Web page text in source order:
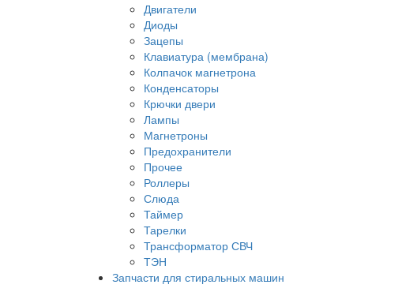
Двигатели
Диоды
Зацепы
Клавиатура (мембрана)
Колпачок магнетрона
Конденсаторы
Крючки двери
Лампы
Магнетроны
Предохранители
Прочее
Роллеры
Слюда
Таймер
Тарелки
Трансформатор СВЧ
ТЭН
Запчасти для стиральных машин